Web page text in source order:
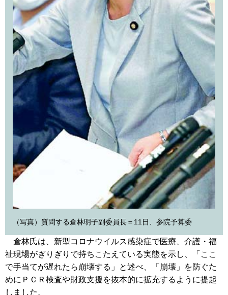
（写真）質問する倉林明子副委員長＝11日、参院予算委
倉林氏は、新型コロナウイルス感染症で医療、介護・福
祉現場がぎりぎりで持ちこたえている実態を示し、「ここ
で手当てが遅れたら崩壊する」と述べ、「崩壊」を防ぐた
めにＰＣＲ検査や財政支援を抜本的に拡充するように提起
しました。